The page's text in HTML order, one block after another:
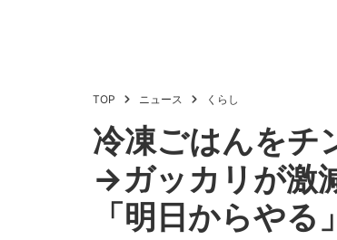
TOP ニュース くらし
冷凍ごはんをチ
→ガッカリが激
「明日からやる」